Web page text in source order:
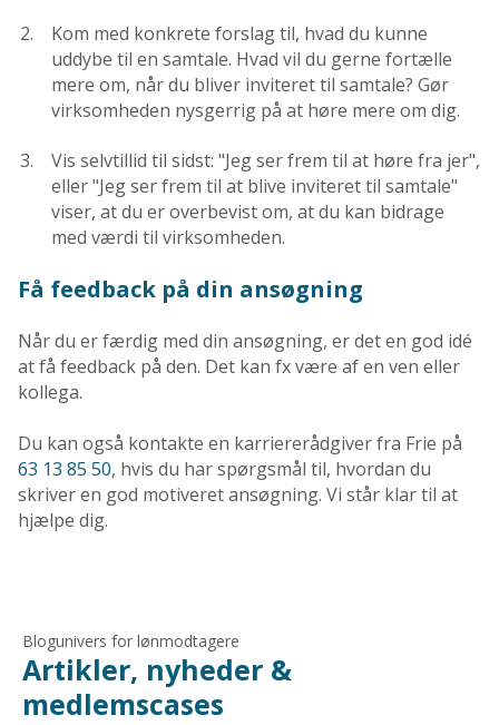
Kom med konkrete forslag til, hvad du kunne
uddybe til en samtale. Hvad vil du gerne fortælle
mere om, når du bliver inviteret til samtale? Gør
virksomheden nysgerrig på at høre mere om dig.
Vis selvtillid til sidst: "Jeg ser frem til at høre fra jer",
eller "Jeg ser frem til at blive inviteret til samtale"
viser, at du er overbevist om, at du kan bidrage
med værdi til virksomheden.
Få feedback på din ansøgning
Når du er færdig med din ansøgning, er det en god idé
at få feedback på den. Det kan fx være af en ven eller
kollega.
Du kan også kontakte en karriererådgiver fra Frie på
63 13 85 50, hvis du har spørgsmål til, hvordan du
skriver en god motiveret ansøgning. Vi står klar til at
hjælpe dig.
Blogunivers for lønmodtagere
Artikler, nyheder &
medlemscases